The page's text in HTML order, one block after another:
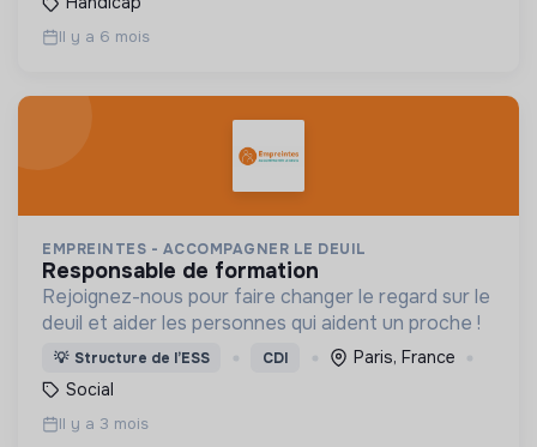
Il y a 6 mois
EMPREINTES - ACCOMPAGNER LE DEUIL
responsable de formation
Rejoignez-nous pour faire changer le regard sur le
deuil et aider les personnes qui aident un proche !
💡 Structure de l’ESS CDI
Paris, France
Social
Il y a 3 mois